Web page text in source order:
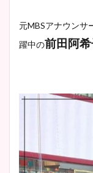
元MBSアナウンサ
躍中の前田阿希